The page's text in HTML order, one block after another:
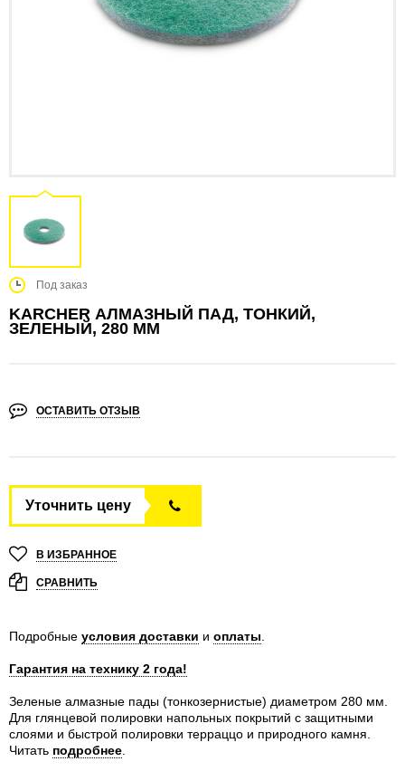
Под заказ
KARCHER АЛМАЗНЫЙ ПАД, ТОНКИЙ,
ЗЕЛЕНЫЙ, 280 MM
ОСТАВИТЬ ОТЗЫВ
Уточнить цену
В ИЗБРАННОЕ
СРАВНИТЬ
Подробные условия доставки и оплаты
Гарантия на технику 2 года!
Зеленые алмазные пады (тонкозернистые) диаметром 280 мм.
Для глянцевой полировки напольных покрытий с защитными
слоями и быстрой полировки терраццо и природного камня.
Читать подробнее